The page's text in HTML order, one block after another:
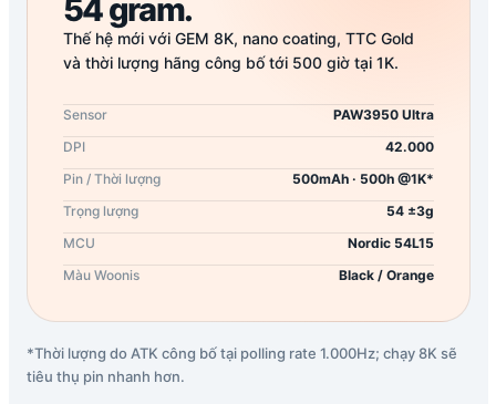
54 gram.
Thế hệ mới với GEM 8K, nano coating, TTC Gold
và thời lượng hãng công bố tới 500 giờ tại 1K.
Sensor
PAW3950 Ultra
DPI
42.000
Pin / Thời lượng
500mAh · 500h @1K*
Trọng lượng
54 ±3g
MCU
Nordic 54L15
Màu Woonis
Black / Orange
*Thời lượng do ATK công bố tại polling rate 1.000Hz; chạy 8K sẽ
tiêu thụ pin nhanh hơn.